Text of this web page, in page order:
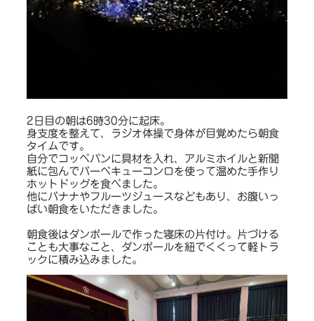
2日目の朝は6時30分に起床。
身支度を整えて、ラジオ体操で身体が目覚めたら朝食
タイムです。
自分でコッペパンに具材を入れ、アルミホイルと新聞
紙に包んでバーベキューコンロを使って温めた手作り
ホットドッグを食べました。
他にバナナやフルーツジュースなどもあり、お腹いっ
ぱい朝食をいただきました。
朝食後はダンボールで作った寝床の片付け。片づける
ことも大事なこと、ダンボールを紐でくくって軽トラ
ックに積み込みました。